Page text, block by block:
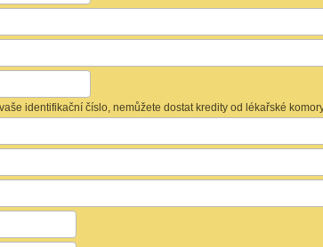
identifikační číslo, nemůžete dostat kredity od lékařské